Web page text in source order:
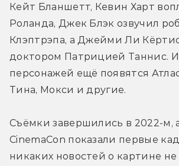
Кейт Бланшетт, Кевин Харт
Роланда, Джек Блэк озвучил
Клэптрэпа, а Джейми Ли
доктором Патрицией Таннис.
персонажей ещё появятся
Тина, Мокси и другие.
Съёмки завершились в 2022-м,
CinemaCon показали первые
никаких новостей о картине